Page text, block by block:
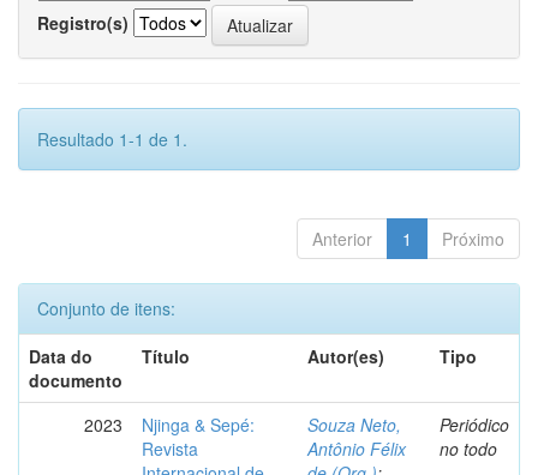
Registro(s)
Resultado 1-1 de 1.
Anterior 1 Próximo
Conjunto de itens:
Data do
documento
Título Autor(es) Tipo
2023
Njinga & Sepé:
Revista
Souza Neto,
Antônio Félix
Periódico
no todo